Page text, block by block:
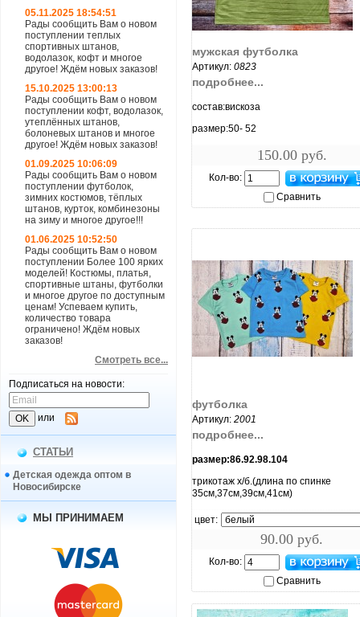
05.11.2025 18:54:51
Рады сообщить Вам о новом
поступлении теплых
спортивных штанов,
водолазок, кофт и многое
другое! Ждём новых заказов!
15.10.2025 13:00:13
Рады сообщить Вам о новом
поступлении кофт, водолазок,
утеплённых штанов,
болоневых штанов и многое
другое! Ждём новых заказов!
01.09.2025 10:06:09
Рады сообщить Вам о новом
поступлении футболок,
зимних костюмов, тёплых
штанов, курток, комбинезоны
на зиму и многое другое!!!
01.06.2025 10:52:50
Рады сообщить Вам о новом
поступлении Более 100 ярких
моделей! Костюмы, платья,
спортивные штаны, футболки
и многое другое по доступным
ценам! Успеваем купить,
количество товара
ограничено! Ждём новых
заказов!
Смотреть все...
Подписаться на новости:
или
СТАТЬИ
Детская одежда оптом в
Новосибирске
МЫ ПРИНИМАЕМ
мужская футболка
Артикул: 0823
подробнее...
состав:вискоза
размер:50- 52
150.00 руб.
Кол-во:
Сравнить
футболка
Артикул: 2001
подробнее...
размер:86.92.98.104
трикотаж х/б.(длина по спинке
35см,37см,39см,41см)
цвет:
90.00 руб.
Кол-во:
Сравнить